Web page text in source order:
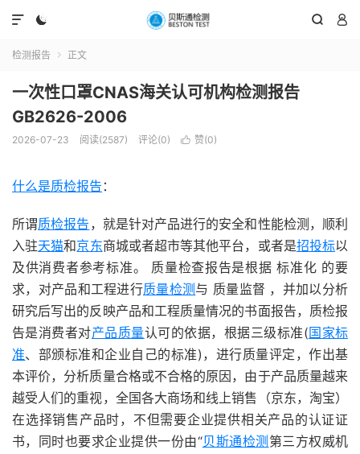
  

检测报告  正文
一次性口罩CNAS海关认可机构检测报告
GB2626-2006
2026-07-23 阅读(2587) 评论(0)  赞(0)
什么是质检报告 ：
所谓质检报告 ，就是针对产品进行的安全和性能检测，顺利
入驻天猫和京东商城或者超市等其他平台，或者是招投标以
及供消费者参考标准。 质量检查报告是根据 标准化 的要
求，对产品和工程进行质量检测 与 质量监督 ，并加以分析
研究后写出的反映产品和工程质量情况的书面报告，质检报
告是消费者对产品质量认可的依据，根据三级标准(国家标
准、部颁标准和企业自己的标准)，进行质量评定，作出基
本评价，分析质量合格或不合格的原因，由于产品质量越来
越受人们的重视，全国各大商场和线上销售（京东，淘宝）
在选择销售产品时，不但需要企业提供相关产品的认证证
书，同时也要求企业提供一份由“贝斯通检测 第三方权威机